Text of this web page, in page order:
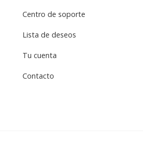
Centro de soporte
Lista de deseos
Tu cuenta
Contacto